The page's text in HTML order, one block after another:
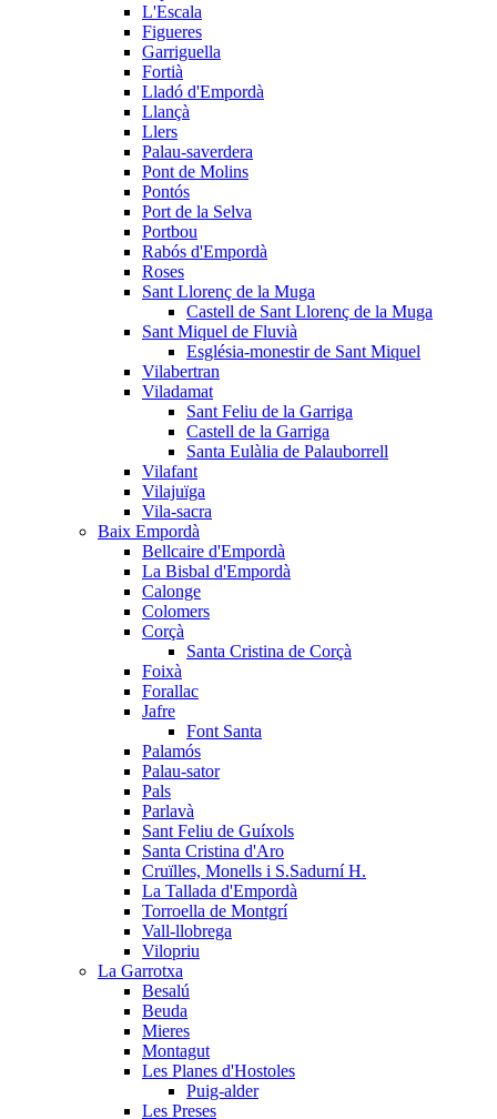
L'Escala
Figueres
Garriguella
Fortià
Lladó d'Empordà
Llançà
Llers
Palau-saverdera
Pont de Molins
Pontós
Port de la Selva
Portbou
Rabós d'Empordà
Roses
Sant Llorenç de la Muga
Castell de Sant Llorenç de la Muga
Sant Miquel de Fluvià
Església-monestir de Sant Miquel
Vilabertran
Viladamat
Sant Feliu de la Garriga
Castell de la Garriga
Santa Eulàlia de Palauborrell
Vilafant
Vilajuïga
Vila-sacra
Baix Empordà
Bellcaire d'Empordà
La Bisbal d'Empordà
Calonge
Colomers
Corçà
Santa Cristina de Corçà
Foixà
Forallac
Jafre
Font Santa
Palamós
Palau-sator
Pals
Parlavà
Sant Feliu de Guíxols
Santa Cristina d'Aro
Cruïlles, Monells i S.Sadurní H.
La Tallada d'Empordà
Torroella de Montgrí
Vall-llobrega
Vilopriu
La Garrotxa
Besalú
Beuda
Mieres
Montagut
Les Planes d'Hostoles
Puig-alder
Les Preses